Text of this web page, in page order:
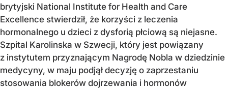
brytyjski National Institute for Health and Care
Excellence stwierdził, że korzyści z leczenia
hormonalnego u dzieci z dysforią płciową są niejasne.
Szpital Karolinska w Szwecji, który jest powiązany
z instytutem przyznającym Nagrodę Nobla w dziedzinie
medycyny, w maju podjął decyzję o zaprzestaniu
stosowania blokerów dojrzewania i hormonów